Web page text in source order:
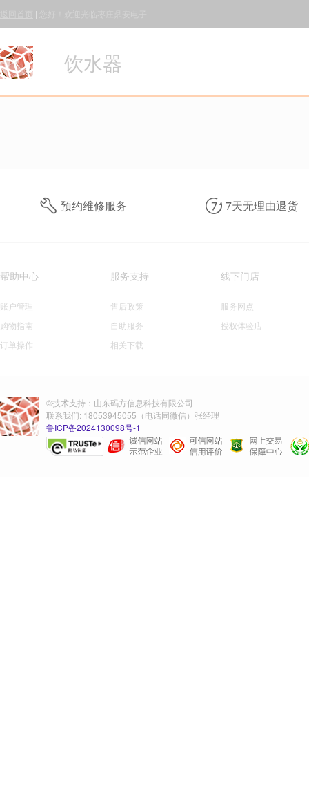
|
饮水器
预约维修服务 7天无理由退货
帮助中心
账户管理
购物指南
订单操作
服务支持
售后政策
自助服务
相关下载
线下门店
服务网点
授权体验店
©技术支持：山东码方信息科技有限公司
联系我们: 18053945055（电话同微信）张经理
鲁ICP备2024130098号-1